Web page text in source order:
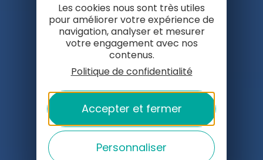
Les cookies nous sont très utiles
pour améliorer votre expérience de
navigation, analyser et mesurer
votre engagement avec nos
contenus.
Politique de confidentialité
Accepter et fermer
Personnaliser